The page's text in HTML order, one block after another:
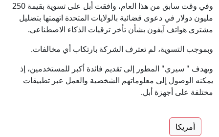
وفي وقت سابق من هذا العام، وافقت أبل على تسوية بقيمة 250
مليون دولار في دعوى قضائية بالولايات المتحدة اتهمتها بتضليل
مشتري هواتف آيفون بشأن تأخر ترقيات الذكاء الاصطناعي.
وبموجب التسوية، لم تعترف الشركة بارتكاب أي مخالفات.
ويهدف " سيري" المطور إلى تقديم فائدة أكبر للمستخدمين، إذ
يمكنه الوصول إلى معلوماتهم الشخصية والعمل عبر تطبيقات
مختلفة على أجهزة أبل.
أمريكا